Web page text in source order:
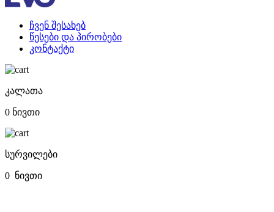
ჩვენ შესახებ
წესები და პირობები
კონტაქტი
კალათა
0 ნივთი
სურვილები
0 ნივთი